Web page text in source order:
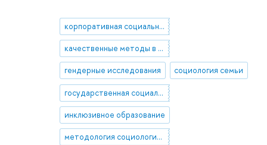
корпоративная социальная политика
качественные методы в социологии
гендерные исследования социология семьи
государственная социальная политика
инклюзивное образование
методология социологического исследования